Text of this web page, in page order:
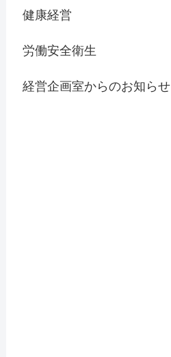
健康経営
労働安全衛生
経営企画室からのお知らせ